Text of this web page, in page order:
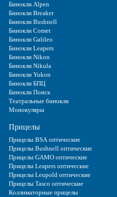
Бинокли Alpen
Бинокли Breaker
Бинокли Bushnell
Бинокли Comet
Бинокли Galileo
Бинокли Leapers
Бинокли Nikon
Бинокли Nikula
Бинокли Yukon
Бинокли БПЦ
Бинокли Поиск
Театральные бинокли
Монокуляры
Прицелы
Прицелы BSA оптические
Прицелы Bushnell оптические
Прицелы GAMO оптические
Прицелы Leapers оптические
Прицелы Leupold оптические
Прицелы Tasco оптические
Коллиматорные прицелы